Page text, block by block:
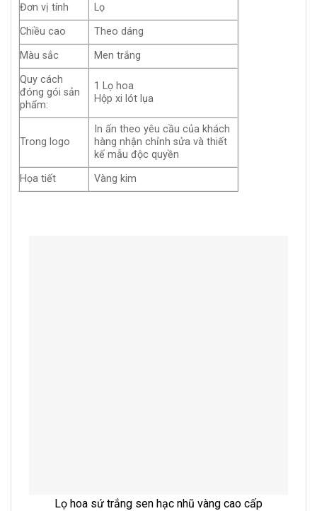
Đơn vị tính
Lọ
Chiều cao
Theo dáng
Màu sắc
Men trắng
Quy cách
đóng gói sản
phẩm:
1 Lọ hoa
Hộp xi lót lụa
Trong logo
In ấn theo yêu cầu của khách
hàng nhận chỉnh sửa và thiết
kế mẫu độc quyền
Họa tiết
Vàng kim
Lọ hoa sứ trắng sen hạc nhũ vàng cao cấp